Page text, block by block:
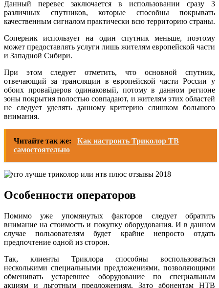
Данный перевес заключается в использовании сразу 3
различных спутников, которые способны покрывать
качественным сигналом практически всю территорию страны.
Соперник использует на один спутник меньше, поэтому
может предоставлять услуги лишь жителям европейской части
и Западной Сибири.
При этом следует отметить, что основной спутник,
отвечающий за трансляции в европейской части России у
обоих провайдеров одинаковый, потому в данном регионе
зоны покрытия полостью совпадают, и жителям этих областей
не следует уделять данному критерию слишком большого
внимания.
Читайте так же:
Как настроить Триколор ТВ
самостоятельно
Особенности операторов
Помимо уже упомянутых факторов следует обратить
внимание на стоимость и покупку оборудования. И в данном
случае пользователям будет крайне непросто отдать
предпочтение одной из сторон.
Так, клиенты Триклора способны воспользоваться
несколькими специальными предложениями, позволяющими
обменивать устаревшее оборудование по специальным
акциям и льготным предложениям. Зато абонентам НТВ